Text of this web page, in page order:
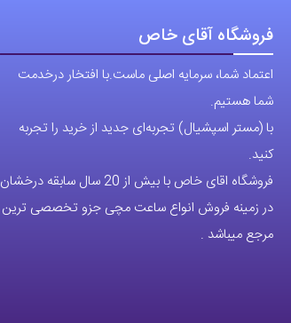
ها
است
صفحه
محصول
فروشگاه آقای خاص
اعتماد شما، سرمایه اصلی ماست.با افتخار درخدمت
شما هستیم.
با (مستر اسپشیال) تجربه‌ای جدید از خرید را تجربه
کنید.
فروشگاه اقای خاص با بیش از 20 سال سابقه درخشان
در زمینه فروش انواع ساعت مچی جزو تخصصی ترین
مرجع میباشد .